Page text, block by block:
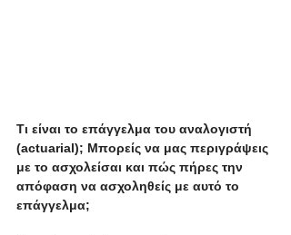
Τι είναι το επάγγελμα του αναλογιστή
(actuarial); Μπορείς να μας περιγράψεις
με το ασχολείσαι και πώς πήρες την
απόφαση να ασχοληθείς με αυτό το
επάγγελμα;